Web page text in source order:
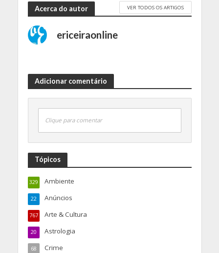
Acerca do autor VER TODOS OS ARTIGOS
ericeiraonline
Adicionar comentário
Clique para comentar
Tópicos
Ambiente
329
Anúncios
22
Arte & Cultura
767
Astrologia
20
Crime
68